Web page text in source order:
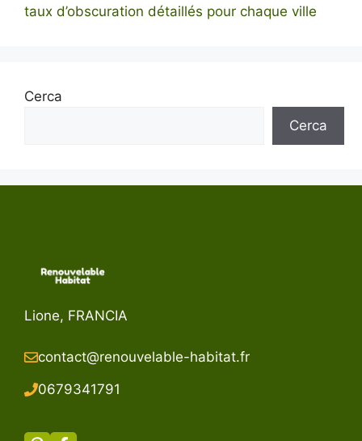
taux d’obscuration détaillés pour chaque ville
Cerca
Cerca
Lione, FRANCIA
contact@renouvelable-habitat.fr
0679341791